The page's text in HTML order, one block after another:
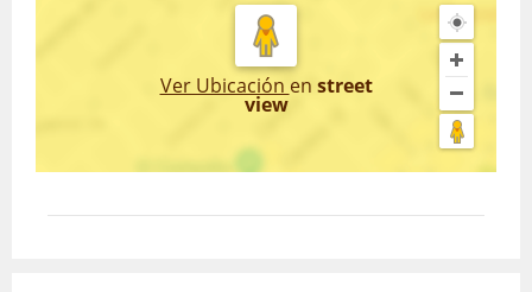
Ver Ubicación en street
view